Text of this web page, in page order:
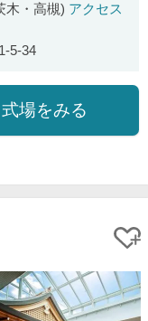
木・高槻) アクセス
5-34
式場をみる